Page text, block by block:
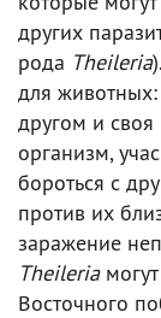
других
рода Theileria
для животных:
другом и своя
организм,
бороться с
против их
заражение
Theileria
Восточного